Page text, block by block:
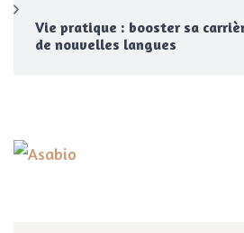
Vie pratique : booster sa
de nouvelles langues